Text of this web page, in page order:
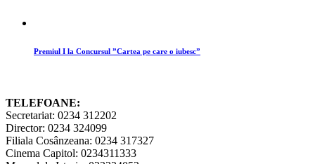
Premiul I la Concursul ”Cartea pe care o iubesc”
TELEFOANE:
Secretariat: 0234 312202
Director: 0234 324099
Filiala Cosânzeana: 0234 317327
Cinema Capitol: 0234311333